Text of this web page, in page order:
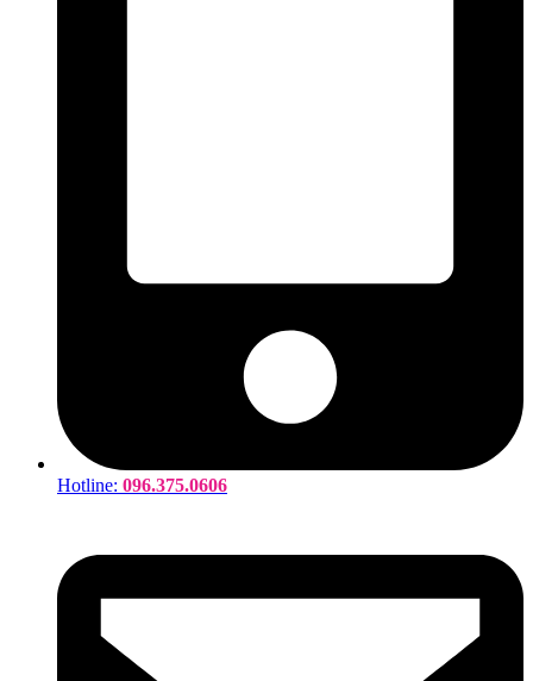
Hotline: 096.375.0606